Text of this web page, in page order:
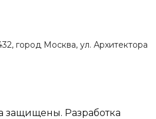
город Москва, ул. Архитектора
защищены. Разработка